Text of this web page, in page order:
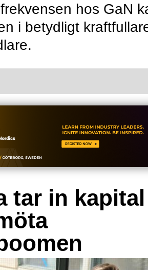
hos GaN
i betydligt
tar in kapital